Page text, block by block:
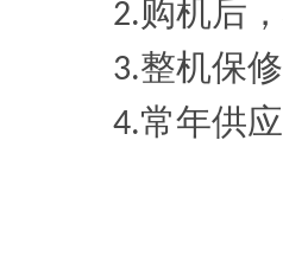
2.购机后
3.整机保
4.常年供